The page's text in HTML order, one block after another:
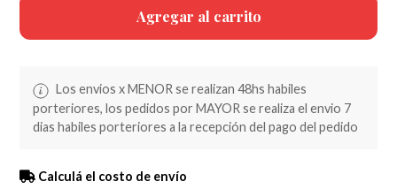
Agregar al carrito
Los envios x MENOR se realizan 48hs habiles
porteriores, los pedidos por MAYOR se realiza el envio 7
dias habiles porteriores a la recepción del pago del pedido
Calculá el costo de envío